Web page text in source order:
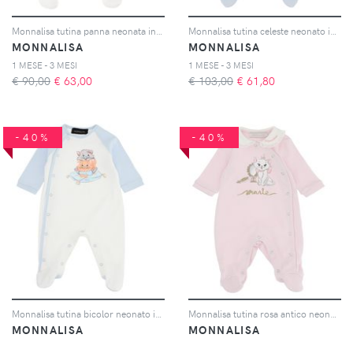
MONNALISA
1 MESE - 3 MESI
€ 90,00 € 63,00
MONNALISA
1 MESE - 3 MESI
€ 103,00 € 61,80
-40%
MONNALISA
-40%
MONNALISA